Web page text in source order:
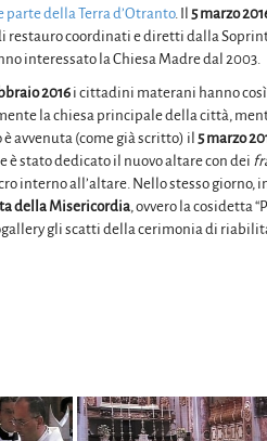
parte della Terra d’Otranto. Il 5 marzo
restauro coordinati e diretti dalla
interessato la Chiesa Madre dal 2003.
2016i cittadini materani hanno
la chiesa principale della città,
avvenuta (come già scritto) il 5 marzo
è stato dedicato il nuovo altare con dei
interno all’altare. Nello stesso giorno,
della Misericordia, ovvero la cosidetta
gli scatti della cerimonia di